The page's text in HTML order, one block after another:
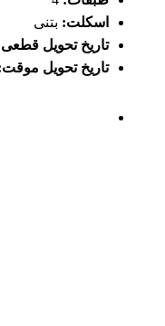
اسکلت: بتنی
تاریخ تحویل
تاریخ تحویل